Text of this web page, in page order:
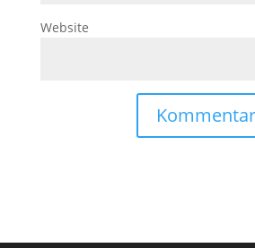
Website